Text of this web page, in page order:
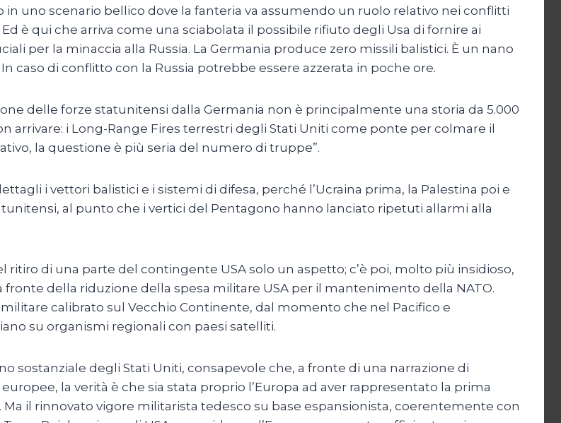
uno scenario bellico dove la fanteria va assumendo un ruolo relativo nei conflitti
Ed è qui che arriva come una sciabolata il possibile rifiuto degli Usa di fornire ai
per la minaccia alla Russia. La Germania produce zero missili balistici. È un nano
di conflitto con la Russia potrebbe essere azzerata in poche ore.
delle forze statunitensi dalla Germania non è principalmente una storia da 5.000
arrivare: i Long-Range Fires terrestri degli Stati Uniti come ponte per colmare il
la questione è più seria del numero di truppe”.
i vettori balistici e i sistemi di difesa, perché l’Ucraina prima, la Palestina poi e
al punto che i vertici del Pentagono hanno lanciato ripetuti allarmi alla
di una parte del contingente USA solo un aspetto; c’è poi, molto più insidioso,
della riduzione della spesa militare USA per il mantenimento della NATO.
calibrato sul Vecchio Continente, dal momento che nel Pacifico e
su organismi regionali con paesi satelliti.
sostanziale degli Stati Uniti, consapevole che, a fronte di una narrazione di
la verità è che sia stata proprio l’Europa ad aver rappresentato la prima
il rinnovato vigore militarista tedesco su base espansionista, coerentemente con